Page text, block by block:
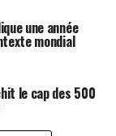
une année
mondial
le cap des 500